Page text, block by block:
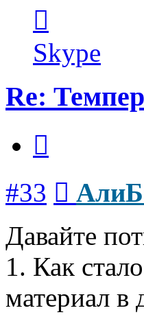
пользователя
АлиБаба
Skype
Re:
#33
Давайте
1. Как
материал в